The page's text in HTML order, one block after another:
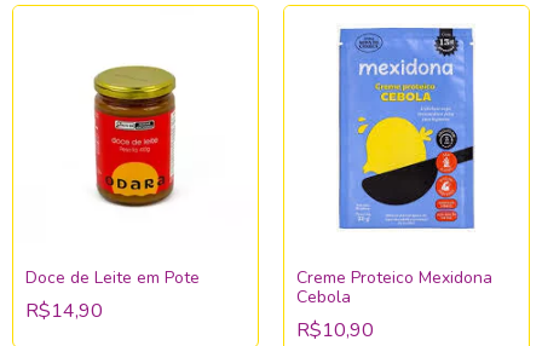
Doce de Leite em Pote
R$14,90
Creme Proteico Mexidona
Cebola
R$10,90